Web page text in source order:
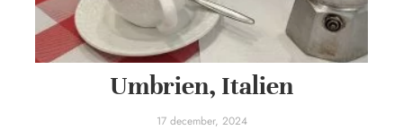
Umbrien, Italien
17 december, 2024